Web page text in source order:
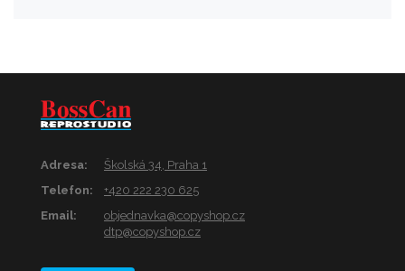
Adresa:
Školská 34, Praha 1
Telefon:
+420 222 230 625
Email:
objednavka@copyshop.cz
dtp@copyshop.cz